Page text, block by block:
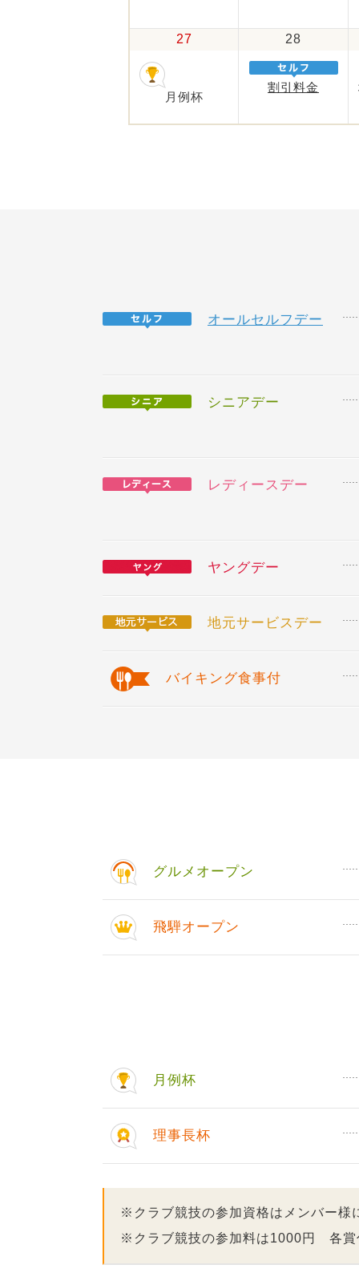
27
月例杯
28
割引料金
オールセルフデー
シニアデー
レディースデー
ヤングデー
地元サービスデー
バイキング食事付
グルメオープン
飛騨オープン
月例杯
理事長杯
※クラブ競技の参加資格はメンバー様
※クラブ競技の参加料は1000円 各賞